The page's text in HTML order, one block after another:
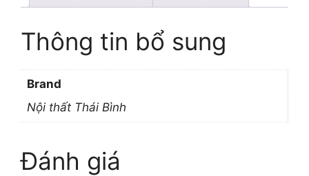
Thông tin bổ sung
Brand
Nội thất Thái Bình
Đánh giá